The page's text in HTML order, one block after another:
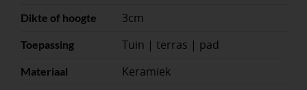
Dikte of hoogte 3cm
Toepassing Tuin | terras | pad
Materiaal Keramiek